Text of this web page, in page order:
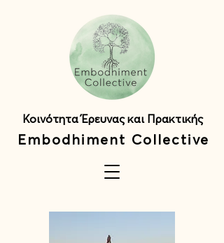
Κοινότητα Έρευνας και Πρακτικής
Embodhiment Collective